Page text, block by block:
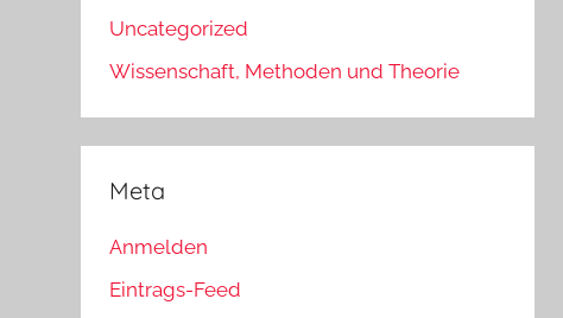
Uncategorized
Wissenschaft, Methoden und Theorie
Meta
Anmelden
Eintrags-Feed